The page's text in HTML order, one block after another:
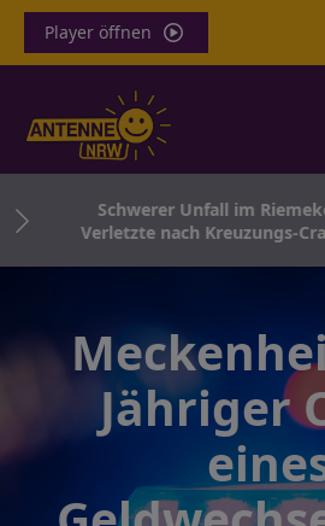
Player öffnen
Schwerer Unfall im
Verletzte nach Kreuzungs-
Jähriger